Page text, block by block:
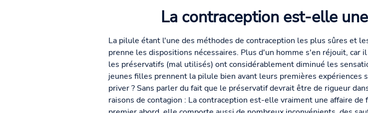
La contraception est-elle
La pilule étant l'une des méthodes de contraception les plus sûres et
prenne les dispositions nécessaires. Plus d'un homme s'en réjouit, car
les préservatifs (mal utilisés) ont considérablement diminué les
jeunes filles prennent la pilule bien avant leurs premières
priver ? Sans parler du fait que le préservatif devrait être de rigueur
raisons de contagion : La contraception est-elle vraiment une affaire